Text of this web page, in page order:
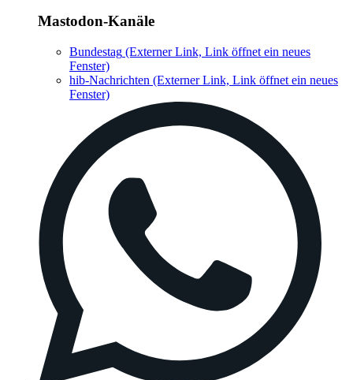
Mastodon-Kanäle
Bundestag (Externer Link, Link öffnet ein neues
Fenster)
hib-Nachrichten (Externer Link, Link öffnet ein neues
Fenster)